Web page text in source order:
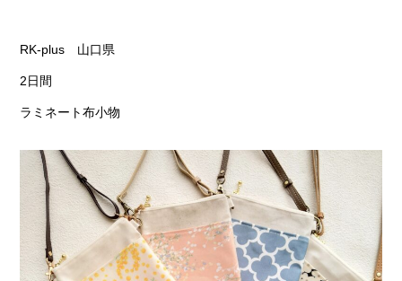
RK-plus 山口県
2日間
ラミネート布小物